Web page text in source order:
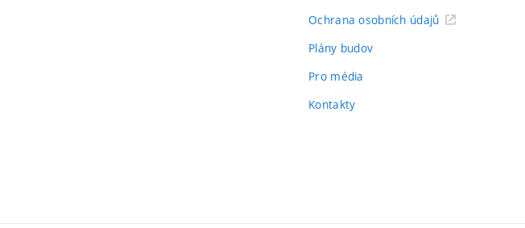
Ochrana osobních údajů
Plány budov
Pro média
Kontakty